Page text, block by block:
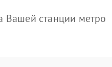
Вашей станции метро